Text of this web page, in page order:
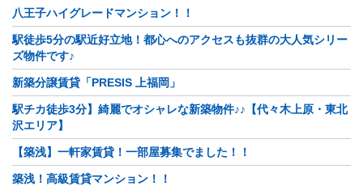
八王子ハイグレードマンション！！
駅徒歩5分の駅近好立地！都心へのアクセスも抜群の大人気シリー
ズ物件です♪
新築分譲賃貸「PRESIS 上福岡」
駅チカ徒歩3分】綺麗でオシャレな新築物件♪♪【代々木上原・東北
沢エリア】
【築浅】一軒家賃貸！一部屋募集でました！！
築浅！高級賃貸マンション！！